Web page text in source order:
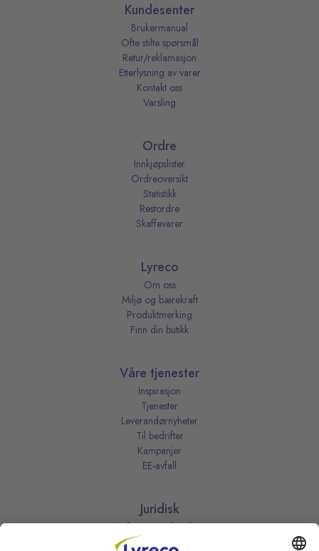
Kundesenter
Brukermanual
Ofte stilte spørsmål
Retur/reklamasjon
Etterlysning av varer
Kontakt oss
Varsling
Ordre
Innkjøpslister
Ordreoversikt
Statistikk
Restordre
Skaffevarer
Lyreco
Om oss
Miljø og bærekraft
Produktmerking
Finn din butikk
Våre tjenester
Inspirasjon
Tjenester
Leverandørnyheter
Til bedrifter
Kampanjer
EE-avfall
Juridisk
Informasjonskapsler
Kjøpsbetingelser